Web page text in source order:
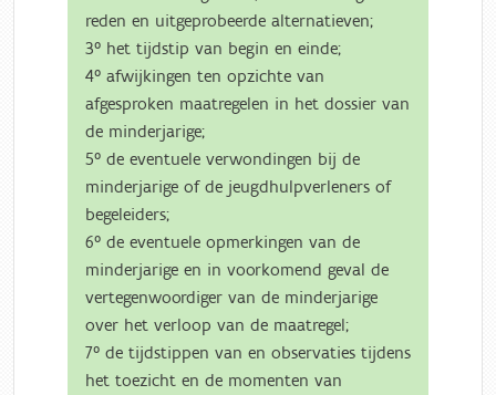
reden en uitgeprobeerde alternatieven;
3° het tijdstip van begin en einde;
4° afwijkingen ten opzichte van
afgesproken maatregelen in het dossier van
de minderjarige;
5° de eventuele verwondingen bij de
minderjarige of de jeugdhulpverleners of
begeleiders;
6° de eventuele opmerkingen van de
minderjarige en in voorkomend geval de
vertegenwoordiger van de minderjarige
over het verloop van de maatregel;
7° de tijdstippen van en observaties tijdens
het toezicht en de momenten van